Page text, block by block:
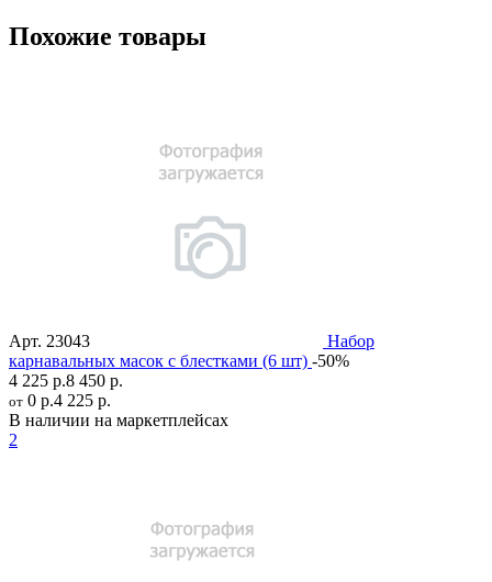
Похожие товары
Арт. 23043
Набор
карнавальных масок с блестками (6 шт) -50%
4 225 р.8 450 р.
от 0 р.4 225 р.
В наличии на маркетплейсах
2